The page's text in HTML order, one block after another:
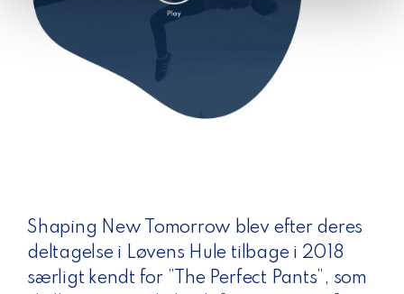
Shaping New Tomorrow blev efter deres
deltagelse i Løvens Hule tilbage i 2018
særligt kendt for ”The Perfect Pants”, som